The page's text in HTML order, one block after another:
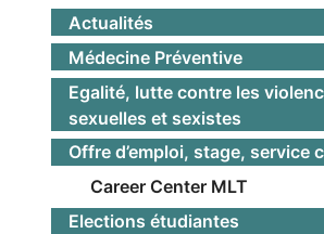
Actualités
Médecine Préventive
Egalité, lutte contre les
sexuelles et sexistes
Offre d’emploi, stage, service
Career Center MLT
Elections étudiantes